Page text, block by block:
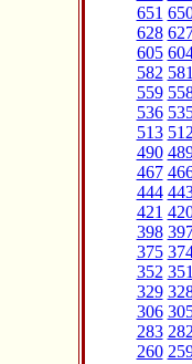
651
628
605
582 581
559
536
513 512
490
467
444
421
398
375
352 351
329
306
283 282
260